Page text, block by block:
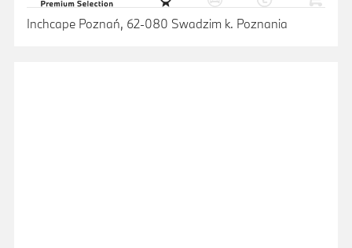
Inchcape Poznań, 62-080 Swadzim k. Poznania